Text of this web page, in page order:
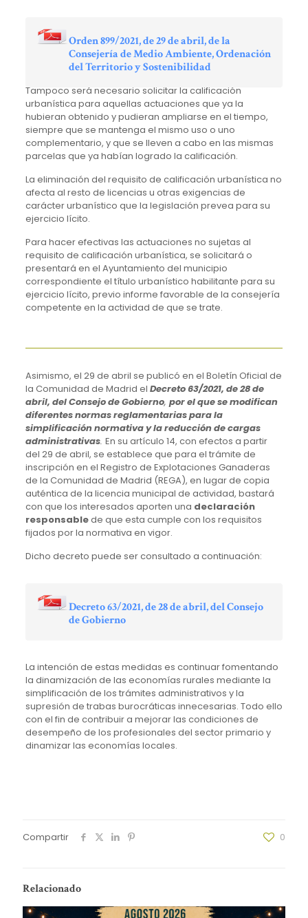
Orden 899/2021, de 29 de abril, de la
Consejería de Medio Ambiente, Ordenación
del Territorio y Sostenibilidad
Tampoco será necesario solicitar la calificación
urbanística para aquellas actuaciones que ya la
hubieran obtenido y pudieran ampliarse en el tiempo,
siempre que se mantenga el mismo uso o uno
complementario, y que se lleven a cabo en las mismas
parcelas que ya habían logrado la calificación.
La eliminación del requisito de calificación urbanística no
afecta al resto de licencias u otras exigencias de
carácter urbanístico que la legislación prevea para su
ejercicio lícito.
Para hacer efectivas las actuaciones no sujetas al
requisito de calificación urbanística, se solicitará o
presentará en el Ayuntamiento del municipio
correspondiente el título urbanístico habilitante para su
ejercicio lícito, previo informe favorable de la consejería
competente en la actividad de que se trate.
Asimismo, el 29 de abril se publicó en el Boletín Oficial de
la Comunidad de Madrid el Decreto 63/2021, de 28 de
abril, del Consejo de Gobierno, por el que se modifican
diferentes normas reglamentarias para la
simplificación normativa y la reducción de cargas
administrativas. En su artículo 14, con efectos a partir
del 29 de abril, se establece que para el trámite de
inscripción en el Registro de Explotaciones Ganaderas
de la Comunidad de Madrid (REGA), en lugar de copia
auténtica de la licencia municipal de actividad, bastará
con que los interesados aporten una declaración
responsablede que esta cumple con los requisitos
fijados por la normativa en vigor.
Dicho decreto puede ser consultado a continuación:
Decreto 63/2021, de 28 de abril, del Consejo
de Gobierno
La intención de estas medidas es continuar fomentando
la dinamización de las economías rurales mediante la
simplificación de los trámites administrativos y la
supresión de trabas burocráticas innecesarias. Todo ello
con el fin de contribuir a mejorar las condiciones de
desempeño de los profesionales del sector primario y
dinamizar las economías locales.
Compartir 0
Relacionado